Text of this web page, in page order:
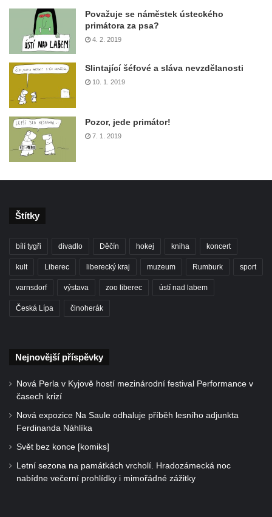
Považuje se náměstek ústeckého
primátora za psa?
4. 2. 2019
Slintající šéfové a sláva nevzdělanosti
10. 1. 2019
Pozor, jede primátor!
7. 1. 2019
Štítky
bílí tygři divadlo Děčín hokej kniha koncert
kult Liberec liberecký kraj muzeum Rumburk sport
varnsdorf výstava zoo liberec ústí nad labem
Česká Lípa činoherák
Nejnovější příspěvky
Nová Perla v Kyjově hostí mezinárodní festival Performance v
časech krizí
Nová expozice Na Saule odhaluje příběh lesního adjunkta
Ferdinanda Náhlíka
Svět bez konce [komiks]
Letní sezona na památkách vrcholí. Hradozámecká noc
nabídne večerní prohlídky i mimořádné zážitky